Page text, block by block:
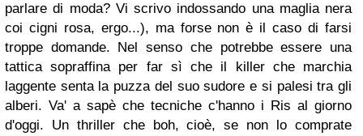
parlare di moda? Vi scrivo indossando una maglia nera
coi cigni rosa, ergo...), ma forse non è il caso di farsi
troppe domande. Nel senso che potrebbe essere una
tattica sopraffina per far sì che il killer che marchia
laggente senta la puzza del suo sudore e si palesi tra gli
alberi. Va' a sapè che tecniche c'hanno i Ris al giorno
d'oggi. Un thriller che boh, cioè, se non lo comprate